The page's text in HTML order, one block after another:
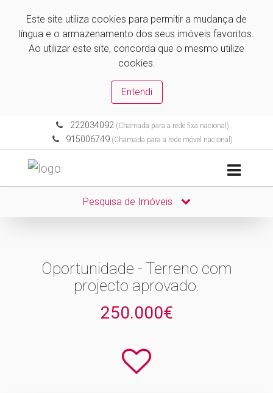
Este site utiliza cookies para permitir a mudança de
língua e o armazenamento dos seus imóveis favoritos.
Ao utilizar este site, concorda que o mesmo utilize
cookies.
Entendi
222034092(Chamada para a rede fixa nacional)
915006749 (Chamada para a rede móvel nacional)
Pesquisa de Imóveis
Oportunidade - Terreno com
projecto aprovado.
250.000€